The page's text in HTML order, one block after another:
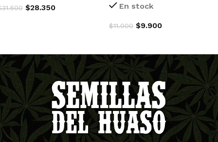
31.500 $28.350 En stock
$11.000 $9.900